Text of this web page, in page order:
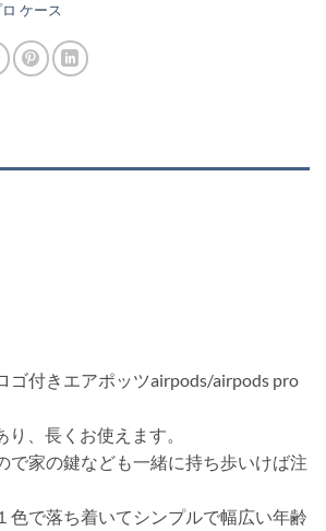
ケース
ゴ付きエアポッツairpods/airpods pro
、長くお使えます。
で家の鍵なども一緒に持ち歩いけば注
色で落ち着いてシンプルで幅広い年齢